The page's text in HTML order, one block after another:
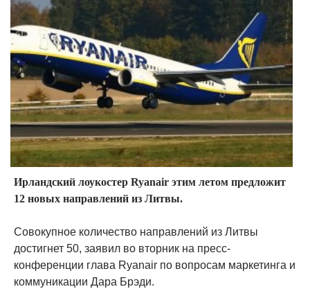
Ирландский лоукостер Ryanair этим летом предложит
12 новых направлений из Литвы.
Совокупное количество направлений из Литвы
достигнет 50, заявил во вторник на пресс-
конференции глава Ryanair по вопросам маркетинга и
коммуникации Дара Брэди.